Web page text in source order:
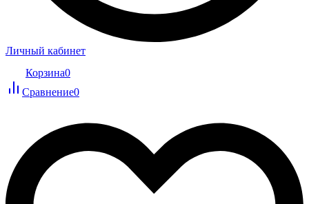
Личный кабинет
Корзина0
Сравнение0